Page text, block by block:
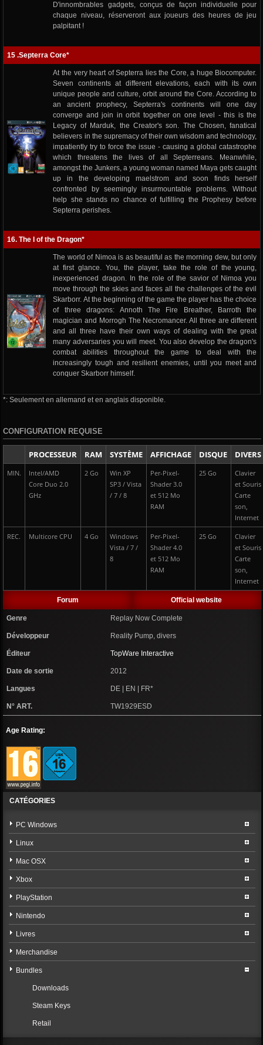
D'innombrables gadgets, conçus de façon individuelle pour
chaque niveau, réserveront aux joueurs des heures de jeu
palpitant !
15 .Septerra Core*
At the very heart of Septerra lies the Core, a huge Biocomputer.
Seven continents at different elevations, each with its own
unique people and culture, orbit around the Core. According to
an ancient prophecy, Septerra's continents will one day
converge and join in orbit together on one level - this is the
Legacy of Marduk, the Creator's son. The Chosen, fanatical
believers in the supremacy of their own wisdom and technology,
impatiently try to force the issue - causing a global catastrophe
which threatens the lives of all Septerreans. Meanwhile,
amongst the Junkers, a young woman named Maya gets caught
up in the developing maelstrom and soon finds herself
confronted by seemingly insurmountable problems. Without
help she stands no chance of fulfilling the Prophesy before
Septerra perishes.
16. The I of the Dragon*
The world of Nimoa is as beautiful as the morning dew, but only
at first glance. You, the player, take the role of the young,
inexperienced dragon. In the role of the savior of Nimoa you
move through the skies and faces all the challenges of the evil
Skarborr. At the beginning of the game the player has the choice
of three dragons: Annoth The Fire Breather, Barroth the
magician and Morrogh The Necromancer. All three are different
and all three have their own ways of dealing with the great
many adversaries you will meet. You also develop the dragon's
combat abilities throughout the game to deal with the
increasingly tough and resilient enemies, until you meet and
conquer Skarborr himself.
*: Seulement en allemand et en anglais disponible.
CONFIGURATION REQUISE
PROCESSEUR RAM SYSTÈME AFFICHAGE DISQUE DIVERS
MIN.
Intel/AMD
Core Duo 2.0
GHz
2 Go
Win XP
SP3 / Vista
/ 7 / 8
Per-Pixel-
Shader 3.0
et 512 Mo
RAM
25 Go
Clavier
et Souris
Carte
son,
Internet
REC. Multicore CPU 4 Go
Windows
Vista / 7 /
8
Per-Pixel-
Shader 4.0
et 512 Mo
RAM
25 Go
Clavier
et Souris
Carte
son,
Internet
Forum Official website
Genre Replay Now Complete
Développeur Reality Pump, divers
Éditeur TopWare Interactive
Date de sortie 2012
Langues DE | EN | FR*
N° ART. TW1929ESD
Age Rating:
CATÉGORIES
PC Windows
Linux
Mac OSX
Xbox
PlayStation
Nintendo
Livres
Merchandise
Bundles
Downloads
Steam Keys
Retail